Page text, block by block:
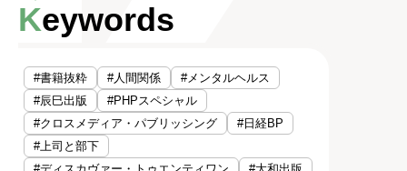
Keywords
#書籍抜粋 #人間関係
#メンタルヘルス
#辰巳出版
#PHPスペシャル
#クロスメディア・パブリッシング
#日経BP
#上司と部下